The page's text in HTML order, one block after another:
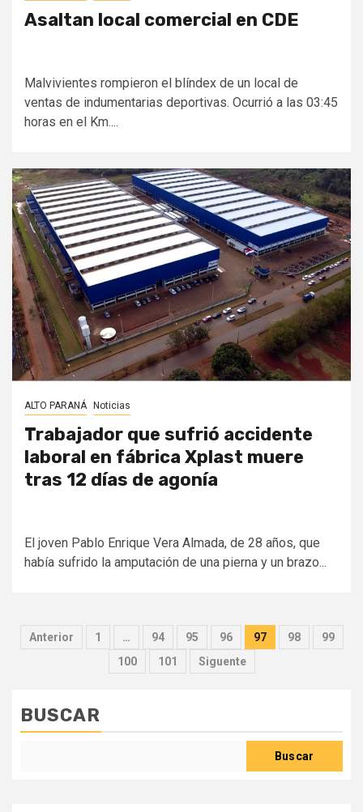
Asaltan local comercial en CDE
Malvivientes rompieron el blíndex de un local de
ventas de indumentarias deportivas. Ocurrió a las 03:45
horas en el Km....
ALTO PARANÁ Noticias
Trabajador que sufrió accidente
laboral en fábrica Xplast muere
tras 12 días de agonía
El joven Pablo Enrique Vera Almada, de 28 años, que
había sufrido la amputación de una pierna y un brazo...
Paginación
Anterior 1 … 94 95 96 97 98
99
100
101 Siguente
BUSCAR
Buscar